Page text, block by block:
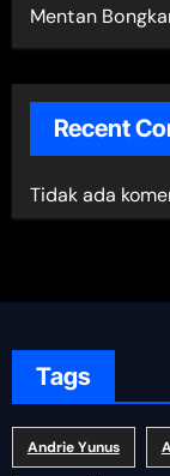
Mentan
Recent
Tidak ada
Tags
Andrie Yunus